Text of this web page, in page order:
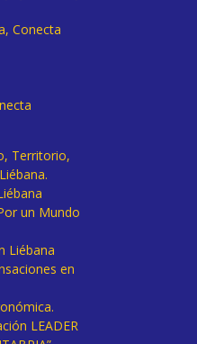
Conecta
Territorio,
un Mundo
Liébana
en
LEADER